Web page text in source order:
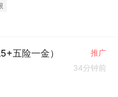
五险一金） 推广
34分钟前